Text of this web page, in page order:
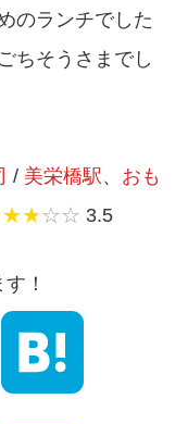
のランチでした
ちそうさまでし
/ 美栄橋駅 、 おも
☆☆ 3.5
！
Facebook